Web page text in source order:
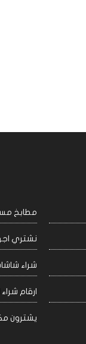
مطابخ
نشتري
شراء شاشات
ارقام شراء
يشترون مكيفات